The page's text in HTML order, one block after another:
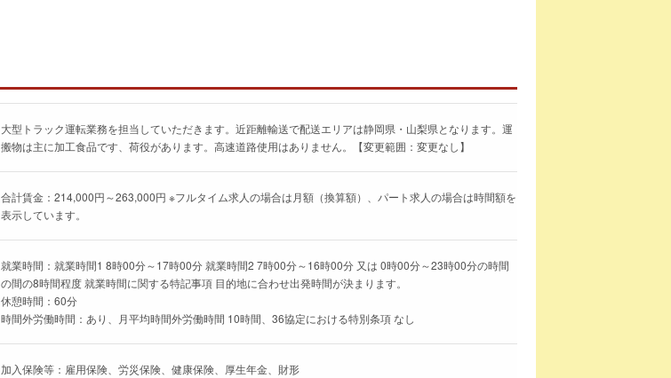
大型トラック運転業務を担当していただきます。近距離輸送で配送エリアは静岡県・山梨県となります。運
搬物は主に加工食品です、荷役があります。高速道路使用はありません。【変更範囲：変更なし】
合計賃金：214,000円～263,000円 ※フルタイム求人の場合は月額（換算額）、パート求人の場合は時間額を
表示しています。
就業時間：就業時間1 8時00分～17時00分 就業時間2 7時00分～16時00分 又は 0時00分～23時00分の時間
の間の8時間程度 就業時間に関する特記事項 目的地に合わせ出発時間が決まります。
休憩時間：60分
時間外労働時間：あり、月平均時間外労働時間 10時間、36協定における特別条項 なし
加入保険等：雇用保険、労災保険、健康保険、厚生年金、財形